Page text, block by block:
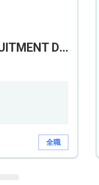
THE REPULSE BAY RECRUITMENT DAY 淺水灣影灣園人才招聘會
全職